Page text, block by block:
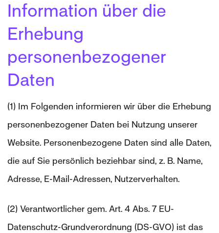
Information über die
Erhebung
personenbezogener
Daten
(1) Im Folgenden informieren wir über die Erhebung
personenbezogener Daten bei Nutzung unserer
Website. Personenbezogene Daten sind alle Daten,
die auf Sie persönlich beziehbar sind, z. B. Name,
Adresse, E-Mail-Adressen, Nutzerverhalten.
(2) Verantwortlicher gem. Art. 4 Abs. 7 EU-
Datenschutz-Grundverordnung (DS-GVO) ist das